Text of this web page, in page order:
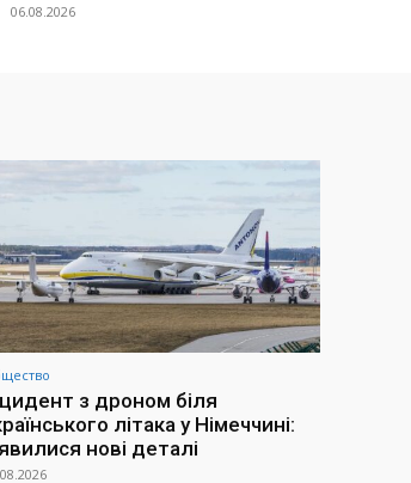
06.08.2026
з дроном біля
літака у Німеччині:
нові деталі